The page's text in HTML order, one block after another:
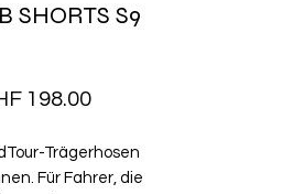
SHORTS S9
198.00Sale
Trägerhosen
Für Fahrer, die